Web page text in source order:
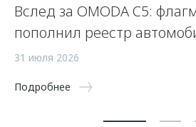
Вслед за OMODA C5:
пополнил реестр
31 июля 2026
Подробнее